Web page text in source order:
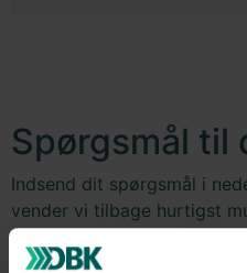
Spørgsmål til
Indsend dit spørgsmål i
vender vi tilbage hurtigst